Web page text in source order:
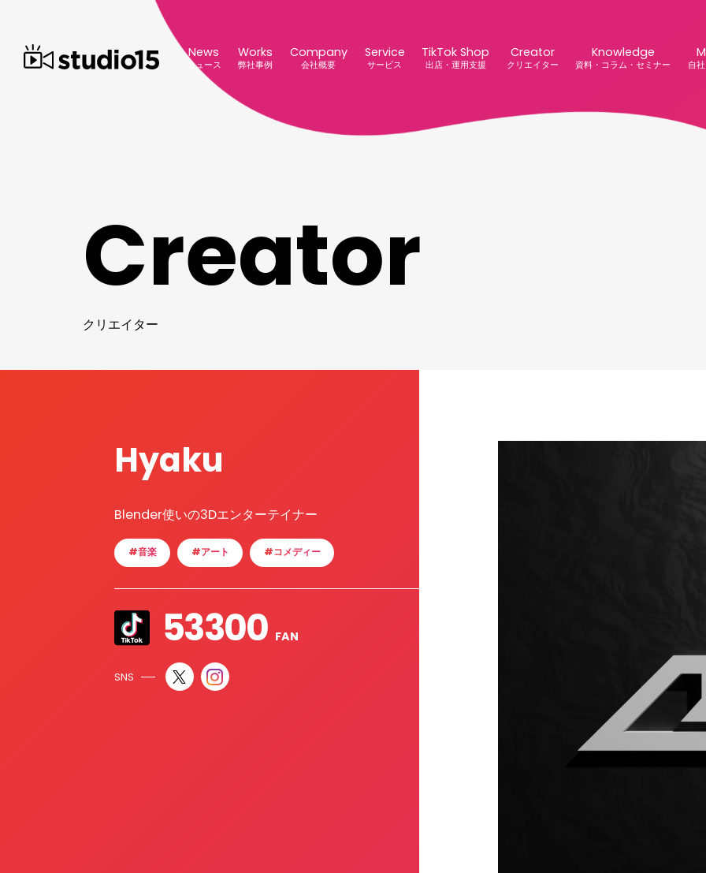
News
ニュース
Works
弊社事例
Company
会社概要
Service
サービス
TikTok Shop
出店・運用支援
Creator
クリエイター
Knowledge
資料・コラム・セミナー 自
Creator
ク リ エイ ター
Hyaku
Blender使いの3Dエンターテイナー
#音楽 #アート #コメディー
53300 FAN
SNS